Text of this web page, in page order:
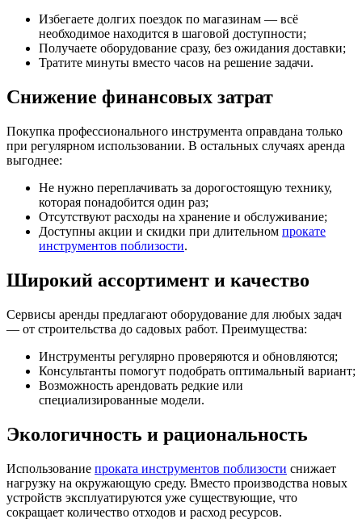
Избегаете долгих поездок по магазинам — всё
необходимое находится в шаговой доступности;
Получаете оборудование сразу, без ожидания доставки;
Тратите минуты вместо часов на решение задачи.
Снижение финансовых затрат
Покупка профессионального инструмента оправдана только
при регулярном использовании. В остальных случаях аренда
выгоднее:
Не нужно переплачивать за дорогостоящую технику,
которая понадобится один раз;
Отсутствуют расходы на хранение и обслуживание;
Доступны акции и скидки при длительном прокате
инструментов поблизости.
Широкий ассортимент и качество
Сервисы аренды предлагают оборудование для любых задач
— от строительства до садовых работ. Преимущества:
Инструменты регулярно проверяются и обновляются;
Консультанты помогут подобрать оптимальный вариант;
Возможность арендовать редкие или
специализированные модели.
Экологичность и рациональность
Использование проката инструментов поблизости снижает
нагрузку на окружающую среду. Вместо производства новых
устройств эксплуатируются уже существующие, что
сокращает количество отходов и расход ресурсов.